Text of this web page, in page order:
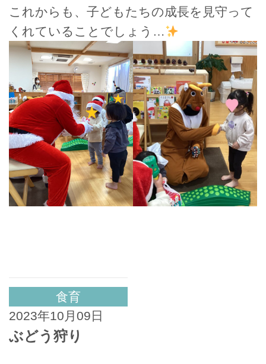
これからも、子どもたちの成長を見守って
くれていることでしょう…
食育
2023年10月09日
ぶどう狩り